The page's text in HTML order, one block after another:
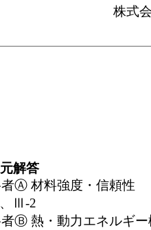
株式
解答
Ⓐ 材料強度・信頼性
2
Ⓑ 熱・動力エネルギー